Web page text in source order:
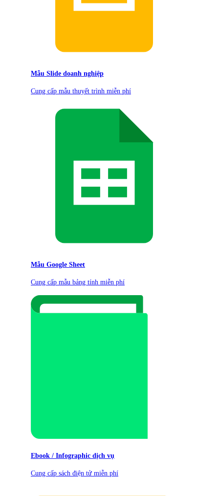
Mẫu Slide doanh nghiệp
Cung cấp mẫu thuyết trình miễn phí
Mẫu Google Sheet
Cung cấp mẫu bảng tính miễn phí
Ebook / Infographic dịch vụ
Cung cấp sách điện tử miễn phí